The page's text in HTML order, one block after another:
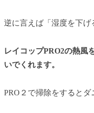
逆に言えば「湿度を下げ
レイコップPRO2の熱風
いでくれます。
PRO２で掃除をすると